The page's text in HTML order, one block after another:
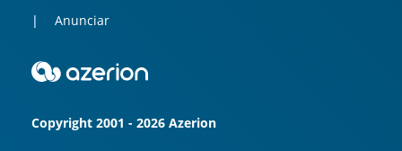
Anunciar
Copyright 2001 - 2026 Azerion